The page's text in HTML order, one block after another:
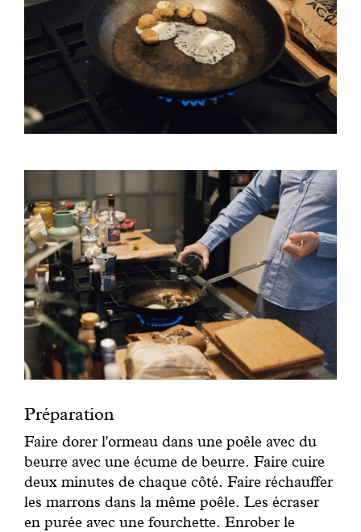
Préparation
Faire dorer l'ormeau dans une poêle avec du
beurre avec une écume de beurre. Faire cuire
deux minutes de chaque côté. Faire réchauffer
les marrons dans la même poêle. Les écraser
en purée avec une fourchette. Enrober le